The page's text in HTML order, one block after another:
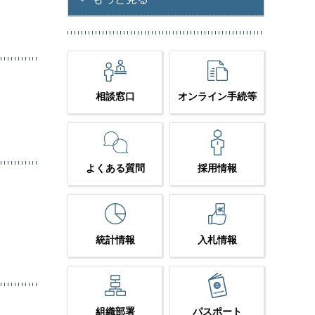
相談窓口 オンライン手続等
よくある質問 採用情報
統計情報 入札情報
組織部署 パスポート